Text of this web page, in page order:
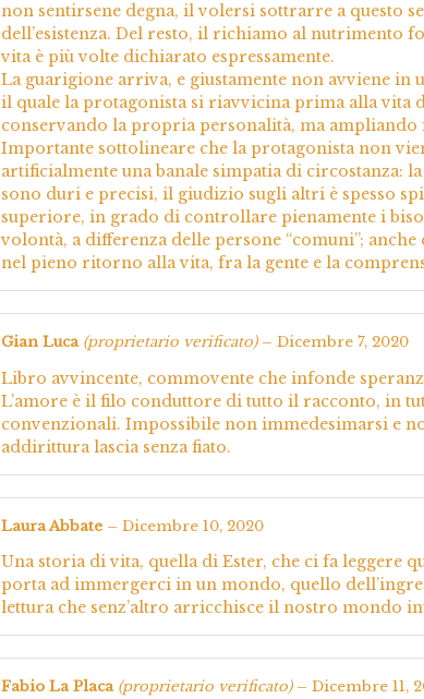
non sentirsene degna, il volersi sottrarre a questo
dell’esistenza. Del resto, il richiamo al
vita è più volte dichiarato espressamente.
La guarigione arriva, e giustamente non avviene
il quale la protagonista si riavvicina prima alla vita
conservando la propria personalità, ma
Importante sottolineare che la protagonista non
artificialmente una banale simpatia di circostanza:
sono duri e precisi, il giudizio sugli altri è spesso
superiore, in grado di controllare pienamente i
volontà, a differenza delle persone “comuni”;
nel pieno ritorno alla vita, fra la gente e la
Gian Luca (proprietario verificato) – Dicembre 7, 2020
Libro avvincente, commovente che infonde
L’amore è il filo conduttore di tutto il racconto, in
convenzionali. Impossibile non immedesimarsi e
addirittura lascia senza fiato.
Laura Abbate – Dicembre 10, 2020
Una storia di vita, quella di Ester, che ci fa leggere
porta ad immergerci in un mondo, quello
lettura che senz’altro arricchisce il nostro mondo
Fabio La Placa (proprietario verificato) – Dicembre 11,